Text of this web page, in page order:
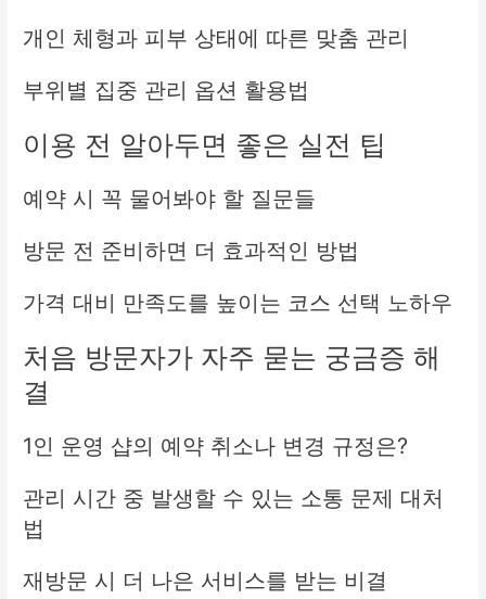
개인 체형과 피부 상태에 따른 맞춤 관리
부위별 집중 관리 옵션 활용법
이용 전 알아두면 좋은 실전 팁
예약 시 꼭 물어봐야 할 질문들
방문 전 준비하면 더 효과적인 방법
가격 대비 만족도를 높이는 코스 선택 노하우
처음 방문자가 자주 묻는 궁금증 해
결
1인 운영 샵의 예약 취소나 변경 규정은?
관리 시간 중 발생할 수 있는 소통 문제 대처
법
재방문 시 더 나은 서비스를 받는 비결